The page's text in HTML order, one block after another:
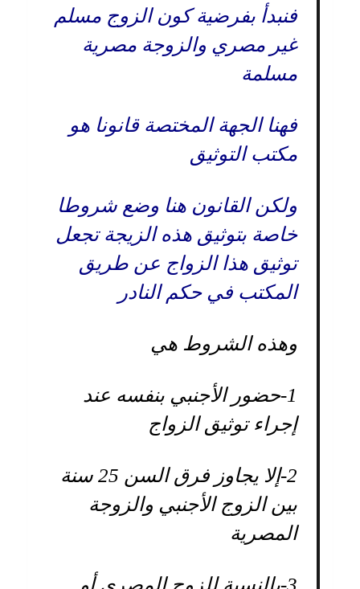
فنبدأ بفرضية كون الزوج مسلم
غير مصري والزوجة مصرية
مسلمة
فهنا الجهة المختصة قانونا هو
مكتب التوثيق
ولكن القانون هنا وضع شروطا
خاصة بتوثيق هذه الزيجة تجعل
توثيق هذا الزواج عن طريق
المكتب في حكم النادر
وهذه الشروط هي
1- حضور الأجنبي بنفسه عند
إجراء توثيق الزواج
2-
إلا يجاوز فرق السن 25 سنة
بين الزوج الأجنبي والزوجة
المصرية